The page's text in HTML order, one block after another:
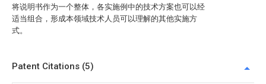
将说明书作为一个整体，各实施例中的技术方案也可以经
适当组合，形成本领域技术人员可以理解的其他实施方
式。
Patent Citations (5)